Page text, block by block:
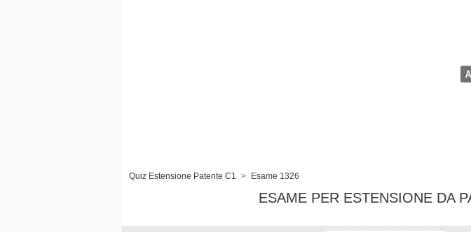
Quiz Estensione Patente C1 > Esame 1326
ESAME PER ESTENSIONE DA